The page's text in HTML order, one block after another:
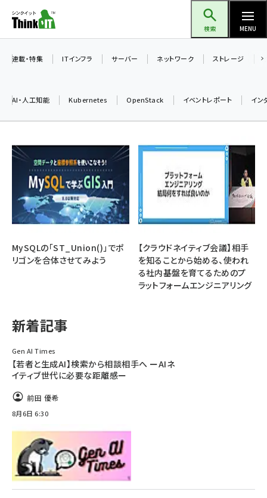
ン
ツ
検索 MENU
加藤銘のチーム貢献～仲間と築いた勝利の絆～ (2315)
iot女子会 (2281)
北海道をのんびり旅する晴山佳須夫のヒント集！ (2037)
drupal (1955)
genai (1484)
abc123 (1360)
連載・特集 ITインフラ サーバー ネットワーク ストレージ
AI・人工知能 Kubernetes OpenStack イベントレポート イン
MySQLの「ST_Union()」でポ
リゴンを合体させてみよう
【クラウドネイティブ会議】相手
を知ることから始める、使われ
る社内基盤を育てるためのプ
ラットフォームエンジニアリング
新着記事
Gen AI Times
【若者と生成AI】検索から相談相手へ ーAIネ
イティブ世代に必要な距離感ー
前田 優希
8月6日 6:30